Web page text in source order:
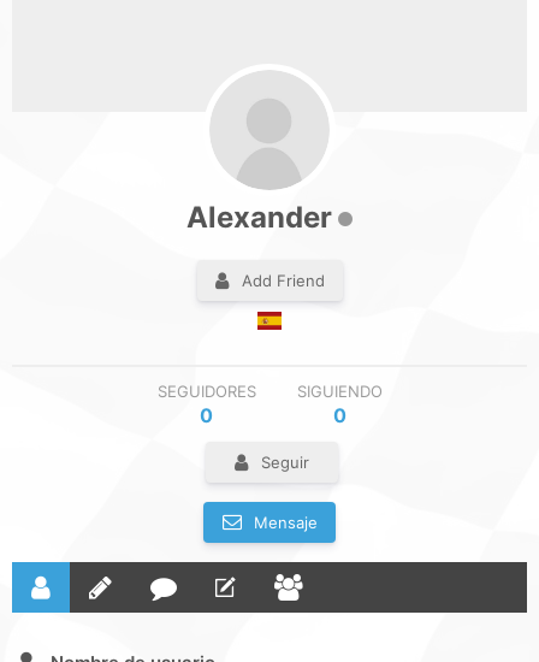
Alexander
Add Friend
SEGUIDORES
0
SIGUIENDO
0
Seguir
Mensaje